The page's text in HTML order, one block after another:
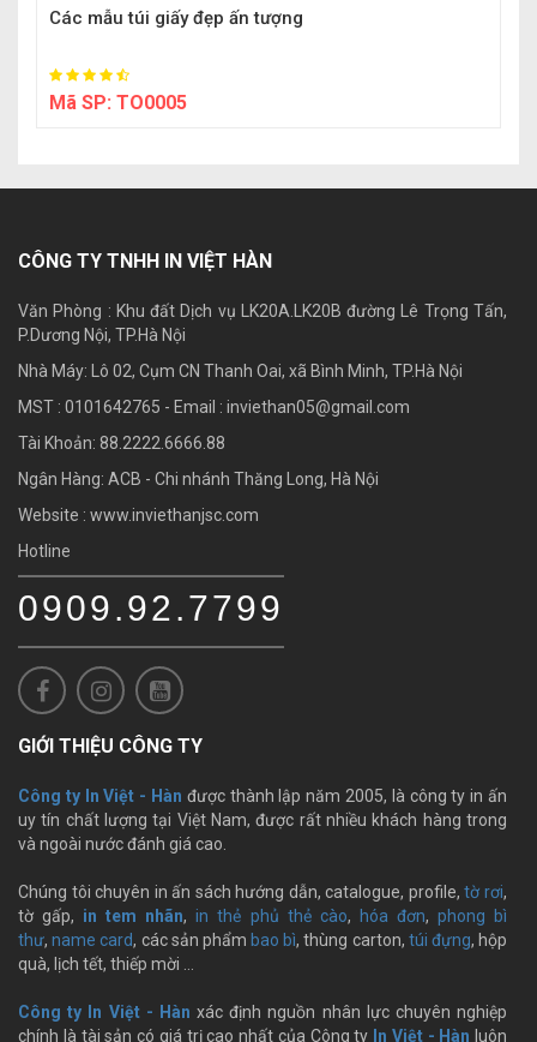
Các mẫu túi giấy đẹp ấn tượng
Mã SP: TO0005
CÔNG TY TNHH IN VIỆT HÀN
Văn Phòng : Khu đất Dịch vụ LK20A.LK20B đường Lê Trọng Tấn,
P.Dương Nội, TP.Hà Nội
Nhà Máy: Lô 02, Cụm CN Thanh Oai, xã Bình Minh, TP.Hà Nội
MST : 0101642765 - Email : inviethan05@gmail.com
Tài Khoản: 88.2222.6666.88
Ngân Hàng: ACB - Chi nhánh Thăng Long, Hà Nội
Website : www.inviethanjsc.com
Hotline
0909.92.7799
GIỚI THIỆU CÔNG TY
Công ty In Việt - Hàn được thành lập năm 2005, là công ty in ấn
uy tín chất lượng tại Việt Nam, được rất nhiều khách hàng trong
và ngoài nước đánh giá cao.
Chúng tôi chuyên in ấn sách hướng dẫn, catalogue, profile,tờ rơi,
tờ gấp, in tem nhãn,in thẻ phủ thẻ cào, hóa đơn, phong bì
thư,name card, các sản phẩm bao bì, thùng carton, túi đựng, hộp
quà, lịch tết, thiếp mời …
Công ty In Việt - Hàn xác định nguồn nhân lực chuyên nghiệp
chính là tài sản có giá trị cao nhất của Công ty In Việt - Hàn luôn